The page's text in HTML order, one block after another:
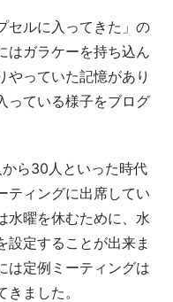
セルに入ってきた」の
はガラケーを持ち込ん
やっていた記憶があり
っている様子をブログ
ら30人といった時代
ティングに出席してい
水曜を休むために、水
設定することが出来ま
は定例ミーティングは
ました。